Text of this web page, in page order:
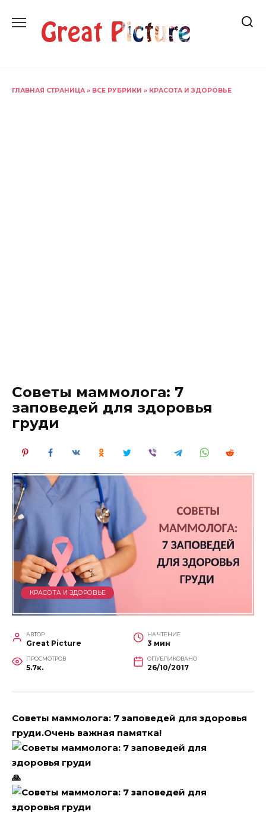
содержанию
ГЛАВНАЯ СТРАНИЦА » ВСЕ РУБРИКИ » КРАСОТА И ЗДОРОВЬЕ
Советы маммолога: 7
заповедей для здоровья
груди
КРАСОТА И ЗДОРОВЬЕ
АВТОР
Great Picture
НА ЧТЕНИЕ
3 мин
ПРОСМОТРОВ
5.7к.
ОПУБЛИКОВАНО
26/10/2017
Советы маммолога: 7 заповедей для здоровья
груди.Очень важная памятка!
🙏